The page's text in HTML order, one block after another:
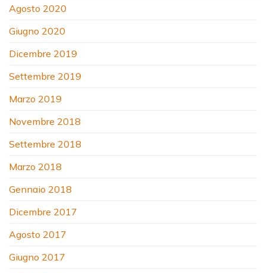
Agosto 2020
Giugno 2020
Dicembre 2019
Settembre 2019
Marzo 2019
Novembre 2018
Settembre 2018
Marzo 2018
Gennaio 2018
Dicembre 2017
Agosto 2017
Giugno 2017